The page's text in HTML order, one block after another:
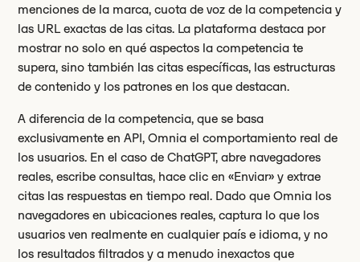
menciones de la marca, cuota de voz de la competencia y
las URL exactas de las citas. La plataforma destaca por
mostrar no solo en qué aspectos la competencia te
supera, sino también las citas específicas, las estructuras
de contenido y los patrones en los que destacan.
A diferencia de la competencia, que se basa
exclusivamente en API, Omnia el comportamiento real de
los usuarios. En el caso de ChatGPT, abre navegadores
reales, escribe consultas, hace clic en «Enviar» y extrae
citas las respuestas en tiempo real. Dado que Omnia los
navegadores en ubicaciones reales, captura lo que los
usuarios ven realmente en cualquier país e idioma, y no
los resultados filtrados y a menudo inexactos que